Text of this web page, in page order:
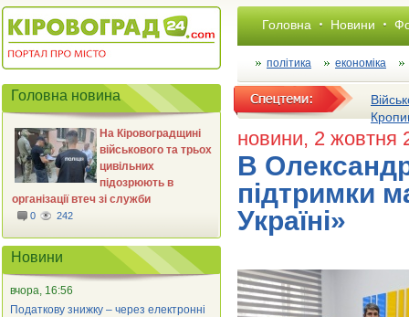
Головна Новини
політика економіка
новини, 2 жовтня
В
підтримки
Україні»
Головна новина
На Кіровоградщині
військового та трьох
цивільних
підозрюють в
організації втеч зі служби
0 242
Новини
вчора, 16:56
Податкову знижку – через електронні